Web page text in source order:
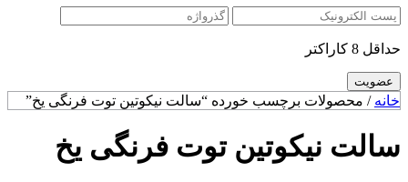
حداقل 8 کاراکتر
خانه / محصولات برچسب خورده “سالت نیکوتین توت فرنگی یخ”
سالت نیکوتین توت فرنگی یخ